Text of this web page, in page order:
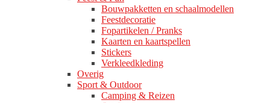
Bouwpakketten en schaalmodellen
Feestdecoratie
Fopartikelen / Pranks
Kaarten en kaartspellen
Stickers
Verkleedkleding
Overig
Sport & Outdoor
Camping & Reizen